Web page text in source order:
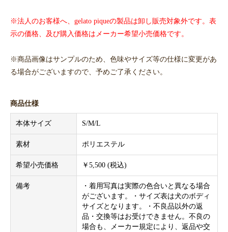
※法人のお客様へ、gelato piqueの製品は卸し販売対象外です。表
示の価格、及び購入価格はメーカー希望小売価格です。
※商品画像はサンプルのため、色味やサイズ等の仕様に変更があ
る場合がございますので、予めご了承ください。
商品仕様
本体サイズ S/M/L
素材 ポリエステル
希望小売価格 ￥5,500 (税込)
備考
・着用写真は実際の色合いと異なる場合
がございます。・サイズ表は犬のボディ
サイズとなります。・不良品以外の返
品・交換等はお受けできません。不良の
場合も、メーカー規定により、返品や交